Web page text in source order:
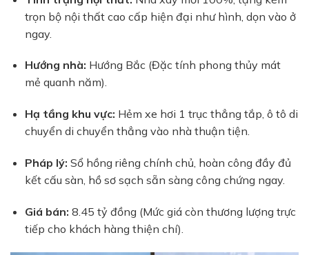
trọn bộ nội thất cao cấp hiện đại như hình, dọn vào ở
ngay.
Hướng nhà: Hướng Bắc (Đặc tính phong thủy mát
mẻ quanh năm).
Hạ tầng khu vực: Hẻm xe hơi 1 trục thẳng tắp, ô tô di
chuyển di chuyển thẳng vào nhà thuận tiện.
Pháp lý: Sổ hồng riêng chính chủ, hoàn công đầy đủ
kết cấu sàn, hồ sơ sạch sẵn sàng công chứng ngay.
Giá bán: 8.45 tỷ đồng (Mức giá còn thương lượng trực
tiếp cho khách hàng thiện chí).